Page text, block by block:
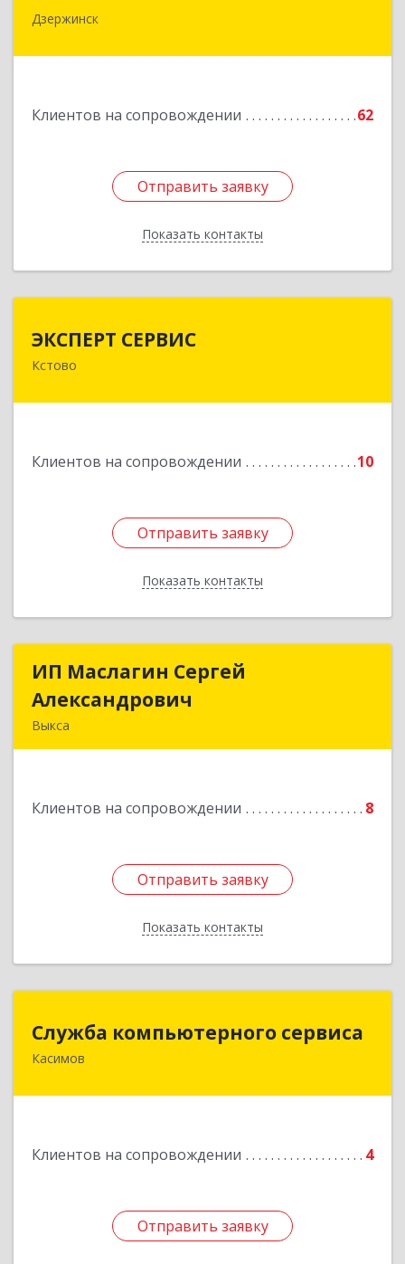
Дзержинск
Клиентов на сопровождении 62
Отправить заявку
Показать контакты
606015, Нижегородская обл, Дзержинск г,
Отправить заявку
Назад
ЭКСПЕРТ СЕРВИС
Кстово
Клиентов на сопровождении 10
Отправить заявку
Показать контакты
Отправить заявку
Назад
ИП Маслагин Сергей
Александрович
Выкса
Клиентов на сопровождении 8
Отправить заявку
Показать контакты
ИП Маслагин Сергей
Подробнее
Отправить заявку
Назад
Служба компьютерного сервиса
Касимов
Клиентов на сопровождении 4
Отправить заявку
Служба компьютерного сервиса
391300, Рязанская обл., г.Касимов, ул.Советская
Отправить заявку